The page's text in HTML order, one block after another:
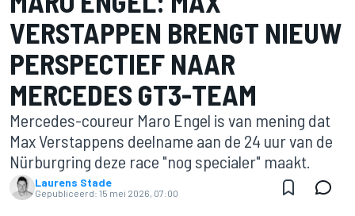
VERSTAPPEN BRENGT NIEUW
PERSPECTIEF NAAR
MERCEDES GT3-TEAM
Mercedes-coureur Maro Engel is van mening dat
Max Verstappens deelname aan de 24 uur van de
Nürburgring deze race "nog specialer" maakt.
Laurens Stade
Gepubliceerd: 15 mei 2026, 07:00